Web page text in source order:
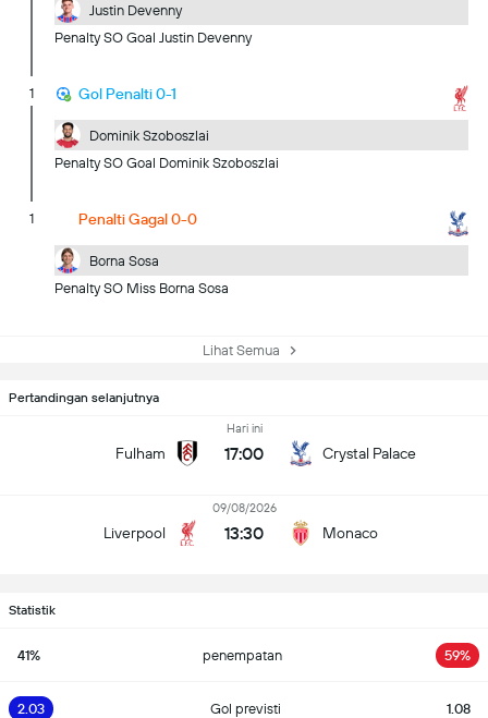
Justin Devenny
Penalty SO Goal Justin Devenny
1 Gol Penalti 0-1
Dominik Szoboszlai
Penalty SO Goal Dominik Szoboszlai
1 Penalti Gagal 0-0
Borna Sosa
Penalty SO Miss Borna Sosa
Lihat Semua
Pertandingan selanjutnya
Fulham
Hari ini
17:00 Crystal Palace
Liverpool
09/08/2026
13:30 Monaco
Statistik
41% penempatan 59%
2.03 Gol previsti 1.08